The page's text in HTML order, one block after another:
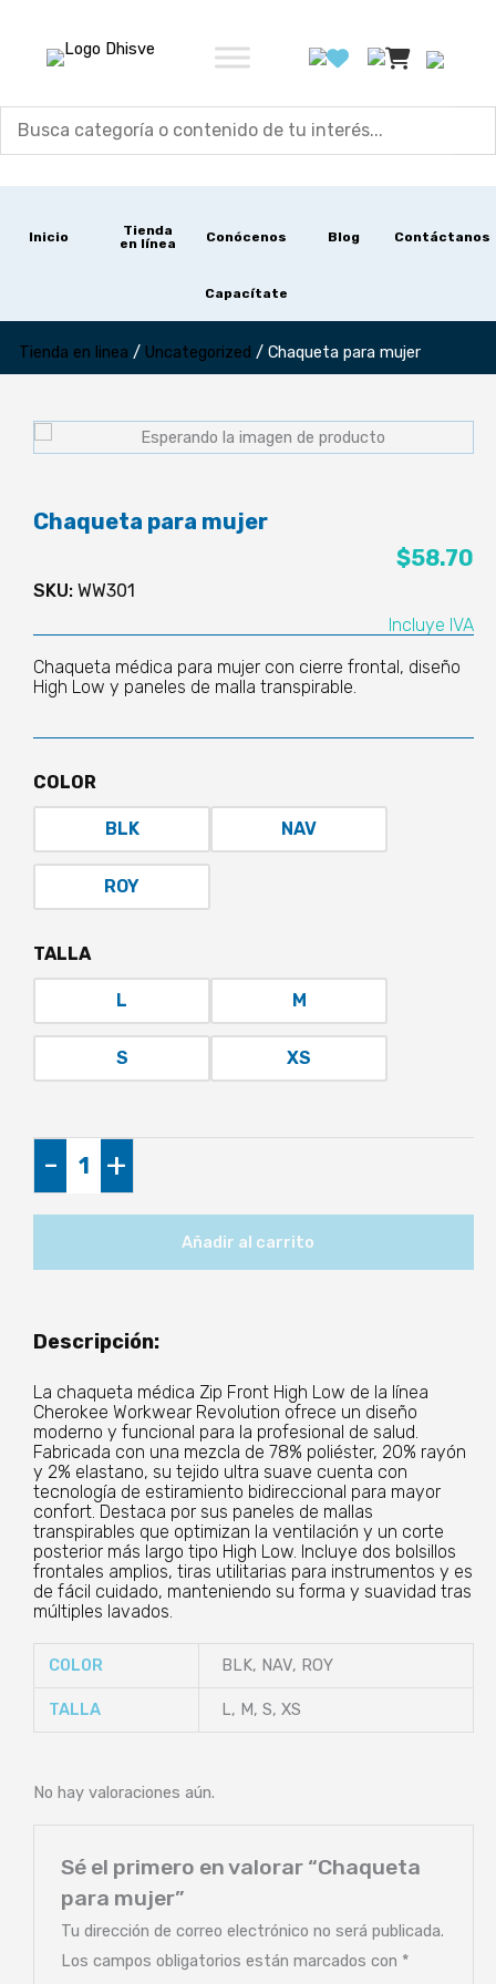
contenido
Inicio
Tienda
en línea
Conócenos Blog Contáctanos
Capacítate
Tienda en linea / Uncategorized / Chaqueta para mujer
Chaqueta para mujer
$58.70
Incluye IVA
SKU: WW301
Chaqueta médica para mujer con cierre frontal, diseño
High Low y paneles de malla transpirable.
COLOR
BLK NAV
ROY
TALLA
L M
S XS
-
mujer
+
Añadir al carrito
Descripción:
La chaqueta médica Zip Front High Low de la línea
Cherokee Workwear Revolution ofrece un diseño
moderno y funcional para la profesional de salud.
Fabricada con una mezcla de 78% poliéster, 20% rayón
y 2% elastano, su tejido ultra suave cuenta con
tecnología de estiramiento bidireccional para mayor
confort. Destaca por sus paneles de mallas
transpirables que optimizan la ventilación y un corte
posterior más largo tipo High Low. Incluye dos bolsillos
frontales amplios, tiras utilitarias para instrumentos y es
de fácil cuidado, manteniendo su forma y suavidad tras
múltiples lavados.
COLOR BLK, NAV, ROY
TALLA L, M, S, XS
No hay valoraciones aún.
Sé el primero en valorar “Chaqueta
para mujer”
Tu dirección de correo electrónico no será publicada.
Los campos obligatorios están marcados con *